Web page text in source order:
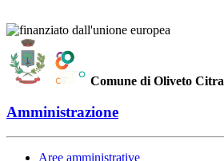
Comune di Oliveto Citra
Amministrazione
Aree amministrative